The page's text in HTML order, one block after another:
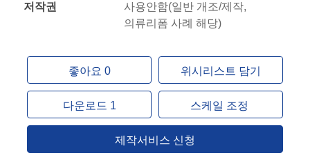
저작권
사용안함(일반 개조/제작,
의류리폼 사례 해당)
좋아요 0 위시리스트 담기
다운로드 1 스케일 조정
제작서비스 신청